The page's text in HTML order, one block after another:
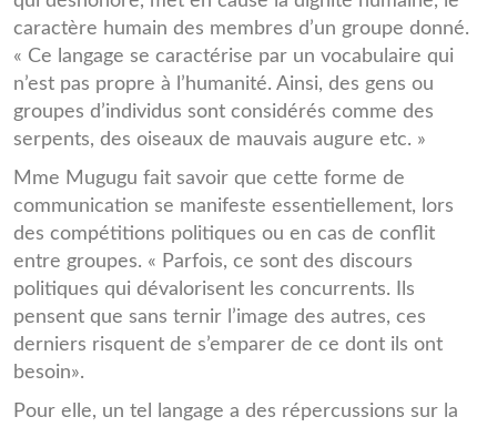
caractère humain des membres d’un groupe donné.
« Ce langage se caractérise par un vocabulaire qui
n’est pas propre à l’humanité. Ainsi, des gens ou
groupes d’individus sont considérés comme des
serpents, des oiseaux de mauvais augure etc. »
Mme Mugugu fait savoir que cette forme de
communication se manifeste essentiellement, lors
des compétitions politiques ou en cas de conflit
entre groupes. « Parfois, ce sont des discours
politiques qui dévalorisent les concurrents. Ils
pensent que sans ternir l’image des autres, ces
derniers risquent de s’emparer de ce dont ils ont
besoin».
Pour elle, un tel langage a des répercussions sur la